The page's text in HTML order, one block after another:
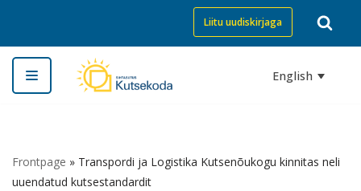
Skip
to
content
Liitu uudiskirjaga
English
Frontpage » Transpordi ja Logistika Kutsenõukogu kinnitas neli
uuendatud kutsestandardit